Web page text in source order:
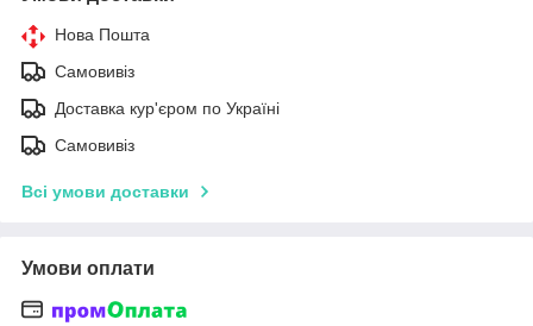
Нова Пошта
Самовивіз
Доставка кур'єром по Україні
Самовивіз
Всі умови доставки
Умови оплати